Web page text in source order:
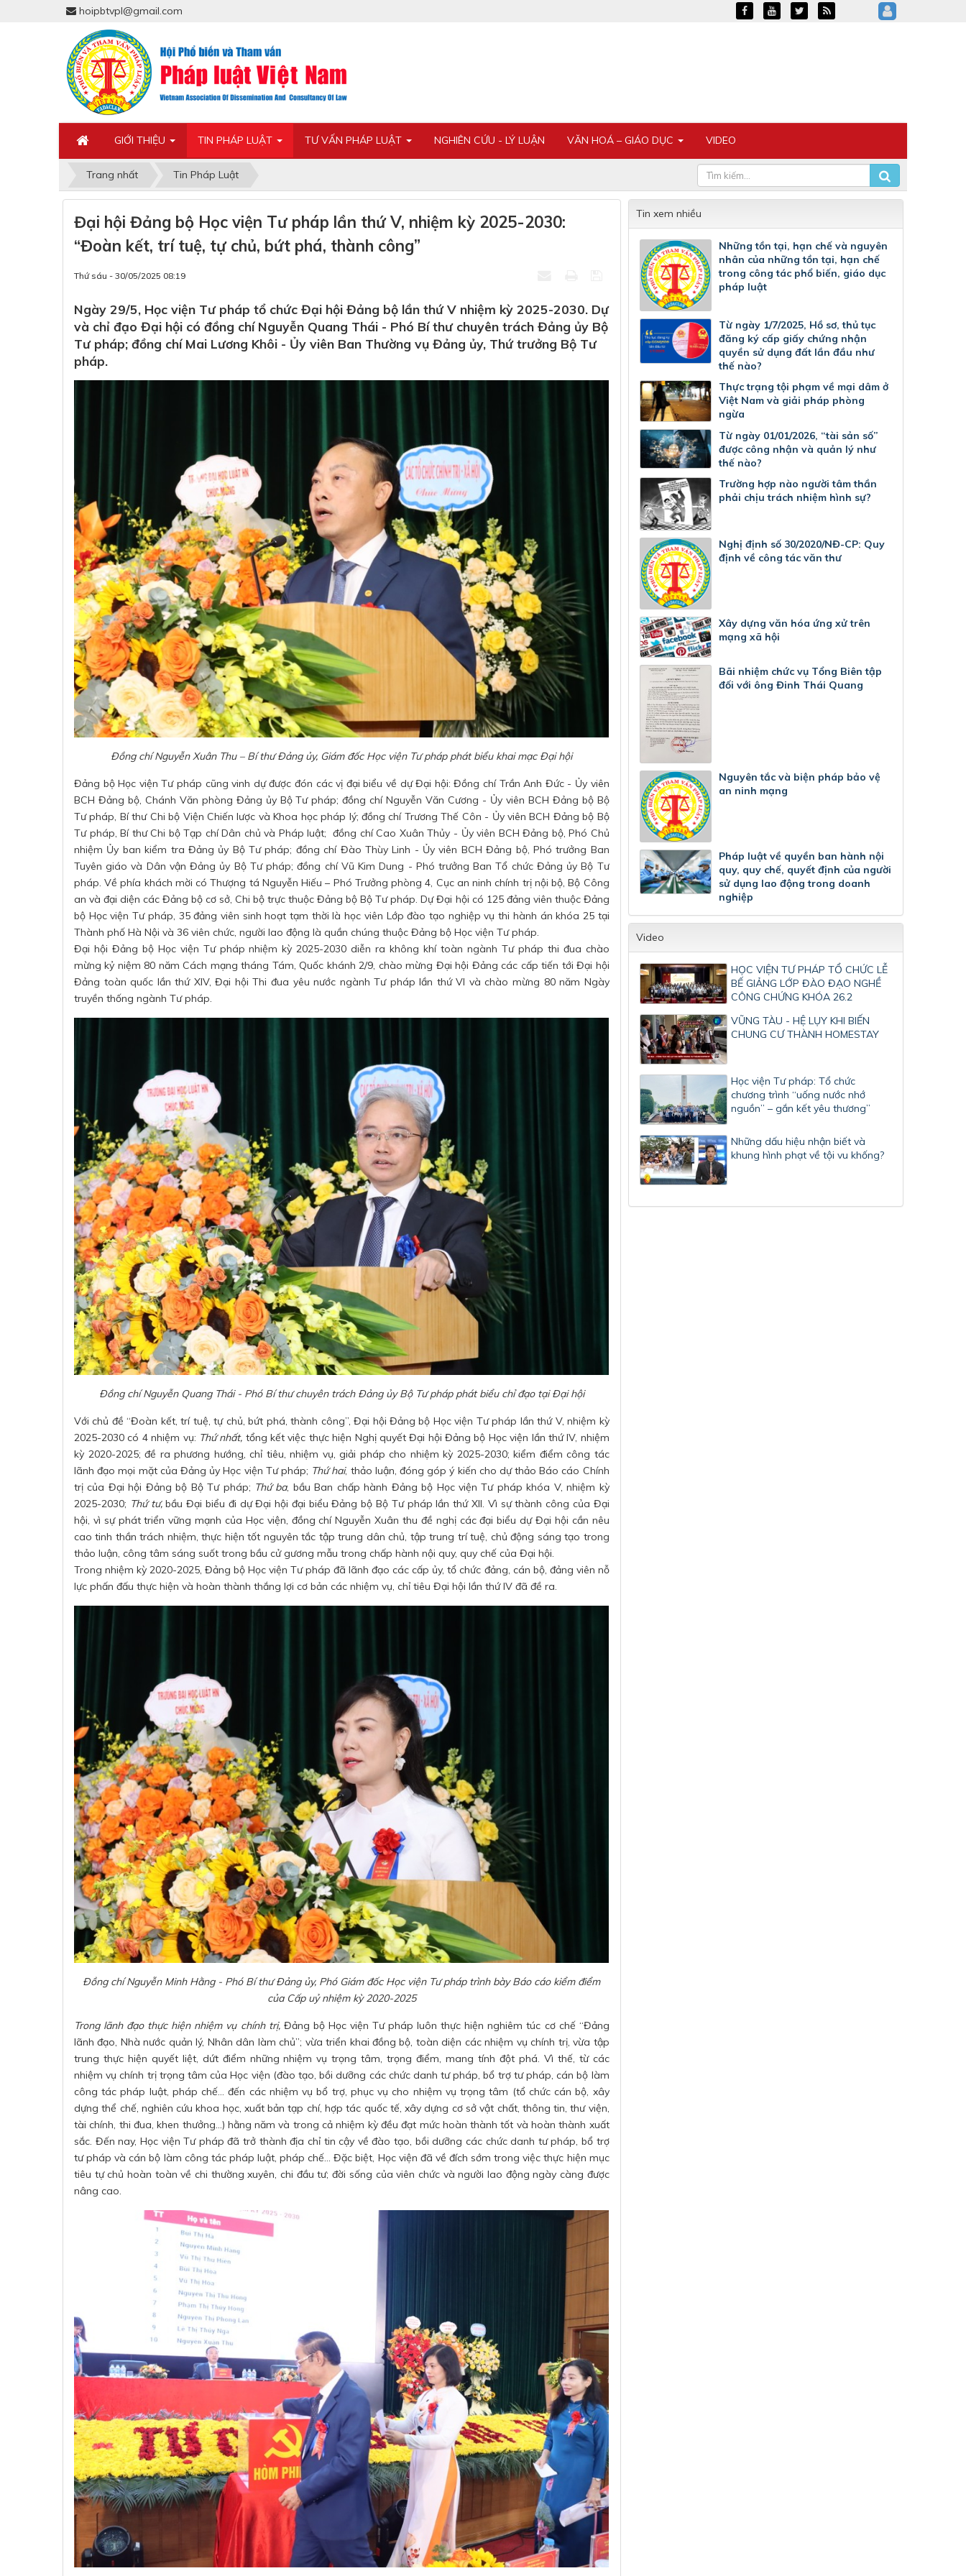
GIỚI THIỆU TIN PHÁP LUẬT TƯ VẤN PHÁP LUẬT NGHIÊN CỨU - LÝ LUẬN VĂN HOÁ – GIÁO DỤC VIDEO
hoipbtvpl@gmail.com
Trang nhất Tin Pháp Luật
Đại hội Đảng bộ Học viện Tư pháp lần thứ V, nhiệm kỳ 2025-2030:
“Đoàn kết, trí tuệ, tự chủ, bứt phá, thành công”
Thứ sáu - 30/05/2025 08:19
Ngày 29/5, Học viện Tư pháp tổ chức Đại hội Đảng bộ lần thứ V nhiệm kỳ 2025-2030. Dự
và chỉ đạo Đại hội có đồng chí Nguyễn Quang Thái - Phó Bí thư chuyên trách Đảng ủy Bộ
Tư pháp; đồng chí Mai Lương Khôi - Ủy viên Ban Thường vụ Đảng ủy, Thứ trưởng Bộ Tư
pháp.
Đồng chí Nguyễn Xuân Thu – Bí thư Đảng ủy, Giám đốc Học viện Tư pháp phát biểu khai mạc Đại hội
Đảng bộ Học viện Tư pháp cũng vinh dự được đón các vị đại biểu về dự Đại hội: Đồng chí Trần Anh Đức - Ủy viên
BCH Đảng bộ, Chánh Văn phòng Đảng ủy Bộ Tư pháp; đồng chí Nguyễn Văn Cương - Ủy viên BCH Đảng bộ Bộ
Tư pháp, Bí thư Chi bộ Viện Chiến lược và Khoa học pháp lý; đồng chí Trương Thế Côn - Ủy viên BCH Đảng bộ Bộ
Tư pháp, Bí thư Chi bộ Tạp chí Dân chủ và Pháp luật; đồng chí Cao Xuân Thủy - Ủy viên BCH Đảng bộ, Phó Chủ
nhiệm Ủy ban kiểm tra Đảng ủy Bộ Tư pháp; đồng chí Đào Thùy Linh - Ủy viên BCH Đảng bộ, Phó trưởng Ban
Tuyên giáo và Dân vận Đảng ủy Bộ Tư pháp; đồng chí Vũ Kim Dung - Phó trưởng Ban Tổ chức Đảng ủy Bộ Tư
pháp. Về phía khách mời có Thượng tá Nguyễn Hiếu – Phó Trưởng phòng 4, Cục an ninh chính trị nội bộ, Bộ Công
an và đại diện các Đảng bộ cơ sở, Chi bộ trực thuộc Đảng bộ Bộ Tư pháp. Dự Đại hội có 125 đảng viên thuộc Đảng
bộ Học viện Tư pháp, 35 đảng viên sinh hoạt tạm thời là học viên Lớp đào tạo nghiệp vụ thi hành án khóa 25 tại
Thành phố Hà Nội và 36 viên chức, người lao động là quần chúng thuộc Đảng bộ Học viện Tư pháp.
Đại hội Đảng bộ Học viện Tư pháp nhiệm kỳ 2025-2030 diễn ra không khí toàn ngành Tư pháp thi đua chào
mừng kỷ niệm 80 năm Cách mạng tháng Tám, Quốc khánh 2/9, chào mừng Đại hội Đảng các cấp tiến tới Đại hội
Đảng toàn quốc lần thứ XIV, Đại hội Thi đua yêu nước ngành Tư pháp lần thứ VI và chào mừng 80 năm Ngày
truyền thống ngành Tư pháp.
Đồng chí Nguyễn Quang Thái - Phó Bí thư chuyên trách Đảng ủy Bộ Tư pháp phát biểu chỉ đạo tại Đại hội
Với chủ đề “Đoàn kết, trí tuệ, tự chủ, bứt phá, thành công”, Đại hội Đảng bộ Học viện Tư pháp lần thứ V, nhiệm kỳ
2025-2030 có 4 nhiệm vụ: Thứ nhất, tổng kết việc thực hiện Nghị quyết Đại hội Đảng bộ Học viện lần thứ IV, nhiệm
kỳ 2020-2025; đề ra phương hướng, chỉ tiêu, nhiệm vụ, giải pháp cho nhiệm kỳ 2025-2030; kiểm điểm công tác
lãnh đạo mọi mặt của Đảng ủy Học viện Tư pháp; Thứ hai, thảo luận, đóng góp ý kiến cho dự thảo Báo cáo Chính
trị của Đại hội Đảng bộ Bộ Tư pháp; Thứ ba, bầu Ban chấp hành Đảng bộ Học viện Tư pháp khóa V, nhiệm kỳ
2025-2030; Thứ tư,bầu Đại biểu đi dự Đại hội đại biểu Đảng bộ Bộ Tư pháp lần thứ XII. Vì sự thành công của Đại
hội, vì sự phát triển vững mạnh của Học viện, đồng chí Nguyễn Xuân thu đề nghị các đại biểu dự Đại hội cần nêu
cao tinh thần trách nhiệm, thực hiện tốt nguyên tắc tập trung dân chủ, tập trung trí tuệ, chủ động sáng tạo trong
thảo luận, công tâm sáng suốt trong bầu cử gương mẫu trong chấp hành nội quy, quy chế của Đại hội.
Trong nhiệm kỳ 2020-2025, Đảng bộ Học viện Tư pháp đã lãnh đạo các cấp ủy, tổ chức đảng, cán bộ, đảng viên nỗ
lực phấn đấu thực hiện và hoàn thành thắng lợi cơ bản các nhiệm vụ, chỉ tiêu Đại hội lần thứ IV đã đề ra.
Đồng chí Nguyễn Minh Hằng - Phó Bí thư Đảng ủy, Phó Giám đốc Học viện Tư pháp trình bày Báo cáo kiểm điểm
của Cấp uỷ nhiệm kỳ 2020-2025
Trong lãnh đạo thực hiện nhiệm vụ chính trị,Đảng bộ Học viện Tư pháp luôn thực hiện nghiêm túc cơ chế “Đảng
lãnh đạo, Nhà nước quản lý, Nhân dân làm chủ”; vừa triển khai đồng bộ, toàn diện các nhiệm vụ chính trị, vừa tập
trung thực hiện quyết liệt, dứt điểm những nhiệm vụ trọng tâm, trọng điểm, mang tính đột phá. Vì thế, từ các
nhiệm vụ chính trị trọng tâm của Học viện (đào tạo, bồi dưỡng các chức danh tư pháp, bổ trợ tư pháp, cán bộ làm
công tác pháp luật, pháp chế… đến các nhiệm vụ bổ trợ, phục vụ cho nhiệm vụ trọng tâm (tổ chức cán bộ, xây
dựng thể chế, nghiên cứu khoa học, xuất bản tạp chí, hợp tác quốc tế, xây dựng cơ sở vật chất, thông tin, thư viện,
tài chính, thi đua, khen thưởng...) hằng năm và trong cả nhiệm kỳ đều đạt mức hoàn thành tốt và hoàn thành xuất
sắc. Đến nay, Học viện Tư pháp đã trở thành địa chỉ tin cậy về đào tạo, bồi dưỡng các chức danh tư pháp, bổ trợ
tư pháp và cán bộ làm công tác pháp luật, pháp chế... Đặc biệt, Học viện đã về đích sớm trong việc thực hiện mục
tiêu tự chủ hoàn toàn về chi thường xuyên, chi đầu tư; đời sống của viên chức và người lao động ngày càng được
nâng cao.
Tin xem nhiều
Những tồn tại, hạn chế và nguyên
nhân của những tồn tại, hạn chế
trong công tác phổ biến, giáo dục
pháp luật
Từ ngày 1/7/2025, Hồ sơ, thủ tục
đăng ký cấp giấy chứng nhận
quyền sử dụng đất lần đầu như
thế nào?
Thực trạng tội phạm về mại dâm ở
Việt Nam và giải pháp phòng
ngừa
Từ ngày 01/01/2026, “tài sản số”
được công nhận và quản lý như
thế nào?
Trường hợp nào người tâm thần
phải chịu trách nhiệm hình sự?
Nghị định số 30/2020/NĐ-CP: Quy
định về công tác văn thư
Xây dựng văn hóa ứng xử trên
mạng xã hội
Bãi nhiệm chức vụ Tổng Biên tập
đối với ông Đinh Thái Quang
Nguyên tắc và biện pháp bảo vệ
an ninh mạng
Pháp luật về quyền ban hành nội
quy, quy chế, quyết định của người
sử dụng lao động trong doanh
nghiệp
Video
HỌC VIỆN TƯ PHÁP TỔ CHỨC LỄ
BẾ GIẢNG LỚP ĐÀO ĐẠO NGHỀ
CÔNG CHỨNG KHÓA 26.2
VŨNG TÀU - HỆ LỤY KHI BIẾN
CHUNG CƯ THÀNH HOMESTAY
Học viện Tư pháp: Tổ chức
chương trình “uống nước nhớ
nguồn” – gắn kết yêu thương”
Những dấu hiệu nhận biết và
khung hình phạt về tội vu khống?